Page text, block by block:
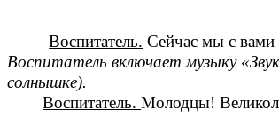
Воспитатель. Сейчас мы с вами
Воспитатель включает музыку
солнышке).
Воспитатель. Молодцы!